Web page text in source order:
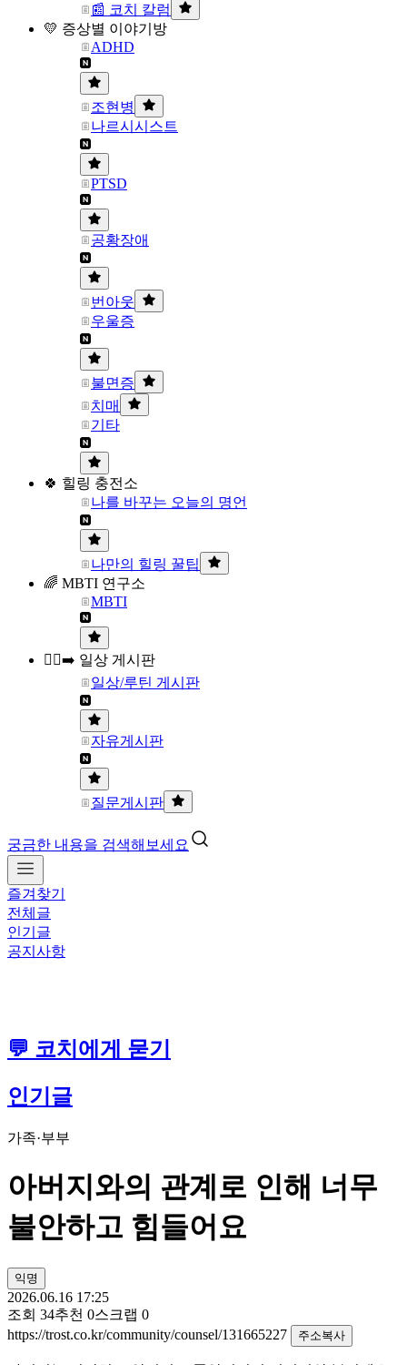
📰 코치 칼럼
💛 증상별 이야기방
ADHD
조현병
나르시시스트
PTSD
공황장애
번아웃
우울증
불면증
치매
기타
🍀 힐링 충전소
나를 바꾸는 오늘의 명언
나만의 힐링 꿀팁
🌈 MBTI 연구소
MBTI
🏃‍♀️‍➡️ 일상 게시판
일상/루틴 게시판
자유게시판
질문게시판
궁금한 내용을 검색해보세요
즐겨찾기
전체글
인기글
공지사항
💬 코치에게 묻기
인기글
가족·부부
아버지와의 관계로 인해 너무
불안하고 힘들어요
익명
2026.06.16 17:25
조회 34추천 0스크랩 0
https://trost.co.kr/community/counsel/131665227
주소복사